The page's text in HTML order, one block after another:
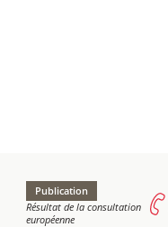
Publication
Résultat de la consultation
européenne